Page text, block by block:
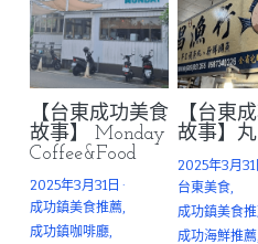
【台東成功美食
故事】 Monday
Coffee&Food
2025年3月31日 ·
成功鎮美食推薦,
成功鎮咖啡廳,
【台東
故事】
2025年3月31
台東美食,
成功鎮美食
成功海鮮推薦,